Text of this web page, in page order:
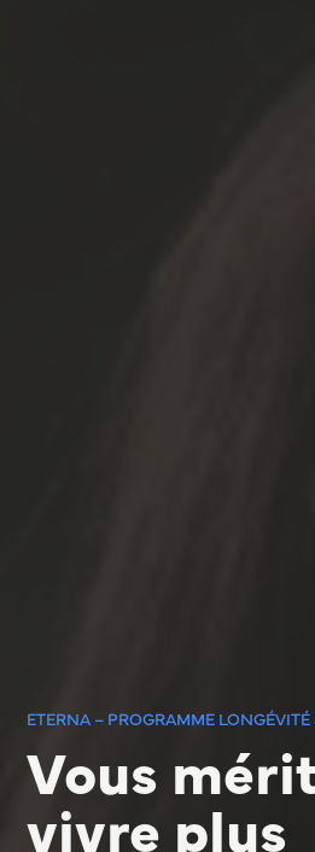
ETERNA – PROGRAMME LONGÉVITÉ
Vous
vivre plus